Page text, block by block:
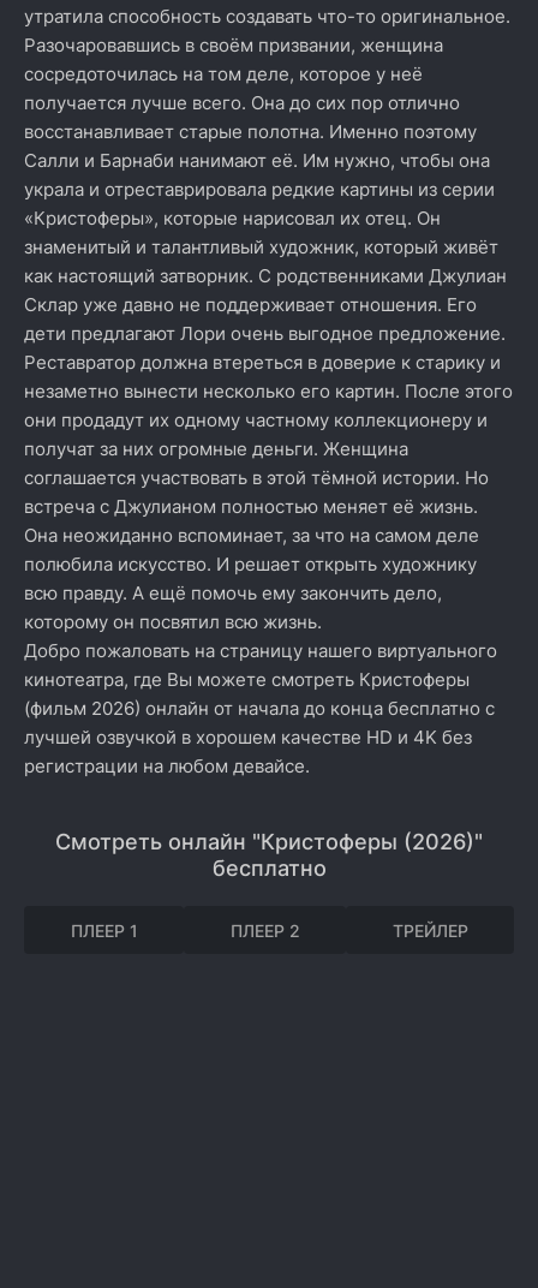
утратила способность создавать что-то оригинальное.
Разочаровавшись в своём призвании, женщина
сосредоточилась на том деле, которое у неё
получается лучше всего. Она до сих пор отлично
восстанавливает старые полотна. Именно поэтому
Салли и Барнаби нанимают её. Им нужно, чтобы она
украла и отреставрировала редкие картины из серии
«Кристоферы», которые нарисовал их отец. Он
знаменитый и талантливый художник, который живёт
как настоящий затворник. С родственниками Джулиан
Склар уже давно не поддерживает отношения. Его
дети предлагают Лори очень выгодное предложение.
Реставратор должна втереться в доверие к старику и
незаметно вынести несколько его картин. После этого
они продадут их одному частному коллекционеру и
получат за них огромные деньги. Женщина
соглашается участвовать в этой тёмной истории. Но
встреча с Джулианом полностью меняет её жизнь.
Она неожиданно вспоминает, за что на самом деле
полюбила искусство. И решает открыть художнику
всю правду. А ещё помочь ему закончить дело,
которому он посвятил всю жизнь.
Добро пожаловать на страницу нашего виртуального
кинотеатра, где Вы можете смотреть Кристоферы
(фильм 2026) онлайн от начала до конца бесплатно с
лучшей озвучкой в хорошем качестве HD и 4K без
регистрации на любом девайсе.
Смотреть онлайн "Кристоферы (2026)"
бесплатно
ПЛЕЕР 1 ПЛЕЕР 2 ТРЕЙЛЕР